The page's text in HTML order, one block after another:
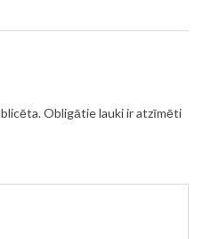
Obligātie lauki ir atzīmēti